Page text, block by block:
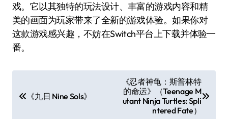
戏。它以其独特的玩法设计、丰富的游戏内容和精
美的画面为玩家带来了全新的游戏体验。如果你对
这款游戏感兴趣，不妨在Switch平台上下载并体验一
番。
章
《九日 Nine Sols》
《忍者神龟：斯普林特
的命运》（Teenage M
utant Ninja Turtles: Spli
ntered Fate）